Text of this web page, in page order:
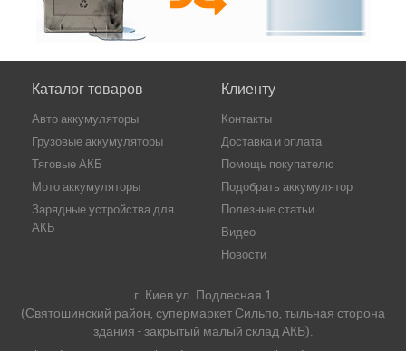
Каталог товаров
Авто аккумуляторы
Грузовые аккумуляторы
Тяговые АКБ
Мото аккумуляторы
Зарядные устройства для
АКБ
Клиенту
Контакты
Доставка и оплата
Помощь покупателю
Подобрать аккумулятор
Полезные статьи
Видео
Новости
г. Киев ул. Подлесная 1
(Святошинский район, супермаркет Сильпо, тыльная сторона
здания - закрытый малый склад АКБ).